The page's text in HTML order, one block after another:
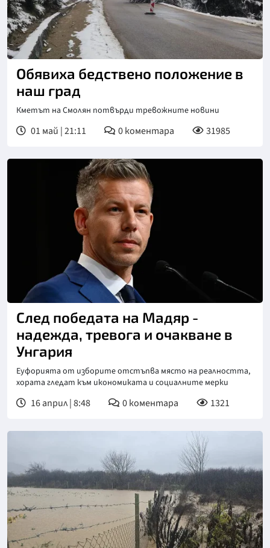
Обявиха бедствено положение в
наш град
Кметът на Смолян потвърди тревожните новини
01 май | 21:11 0коментара 31985
След победата на Мадяр -
надежда, тревога и очакване в
Унгария
Еуфорията от изборите отстъпва място на реалността,
хората гледат към икономиката и социалните мерки
16 април | 8:48 0коментара 1321